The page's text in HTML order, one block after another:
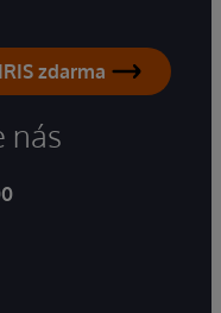
zdarma
nás